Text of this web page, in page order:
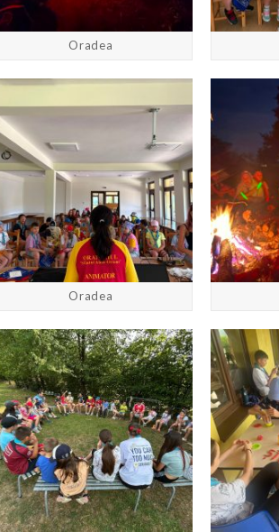
Oradea
Oradea